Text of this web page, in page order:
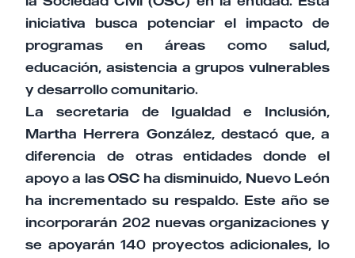
iniciativa busca potenciar el impacto de
programas en áreas como salud,
educación, asistencia a grupos vulnerables
y desarrollo comunitario.​
La secretaria de Igualdad e Inclusión,
Martha Herrera González, destacó que, a
diferencia de otras entidades donde el
apoyo a las OSC ha disminuido, Nuevo León
ha incrementado su respaldo. Este año se
incorporarán 202 nuevas organizaciones y
se apoyarán 140 proyectos adicionales, lo